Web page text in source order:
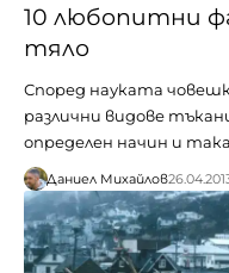
10 любопитни
тяло
Според науката
различни видове
определен начин и
Даниел Михайлов